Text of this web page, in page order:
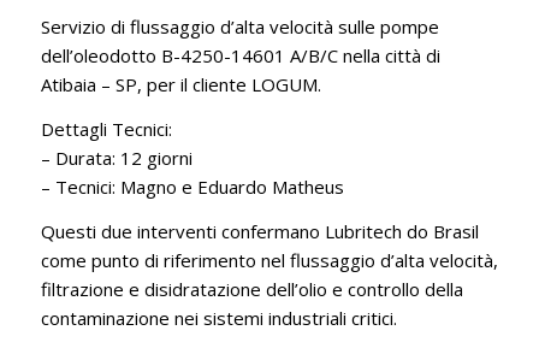
Servizio di flussaggio d’alta velocità sulle pompe
dell’oleodotto B-4250-14601 A/B/C nella città di
Atibaia – SP, per il cliente LOGUM.
Dettagli Tecnici:
– Durata: 12 giorni
– Tecnici: Magno e Eduardo Matheus
Questi due interventi confermano Lubritech do Brasil
come punto di riferimento nel flussaggio d’alta velocità,
filtrazione e disidratazione dell’olio e controllo della
contaminazione nei sistemi industriali critici.